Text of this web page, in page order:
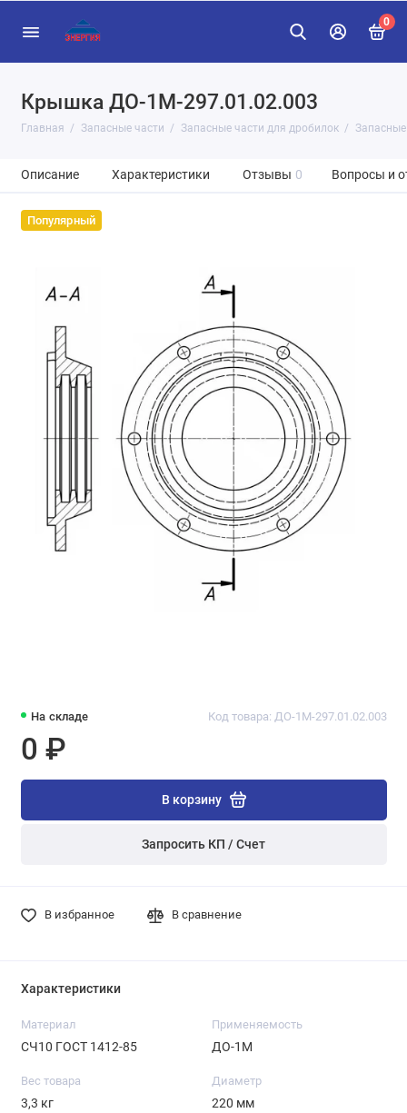
0
Крышка ДО-1М-297.01.02.003
Главная Запасные части Запасные части для дробилок
Описание Характеристики Отзывы 0 Вопросы и
Популярный
На складе Код товара: ДО-1М-297.01.02.003
0 ₽
В корзину
Запросить КП / Счет
В избранное В сравнение
Характеристики
Материал
СЧ10 ГОСТ 1412-85
Применяемость
ДО-1М
Вес товара
3,3 кг
Диаметр
220 мм